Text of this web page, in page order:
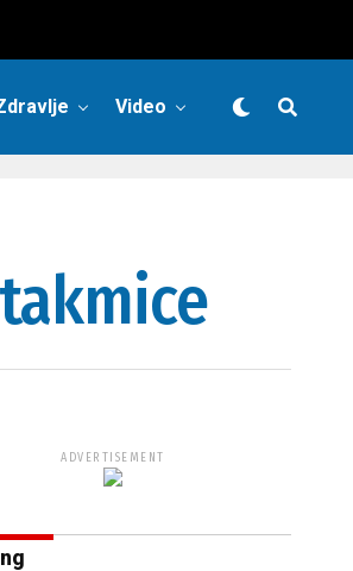
Video
ADVERTISEMENT